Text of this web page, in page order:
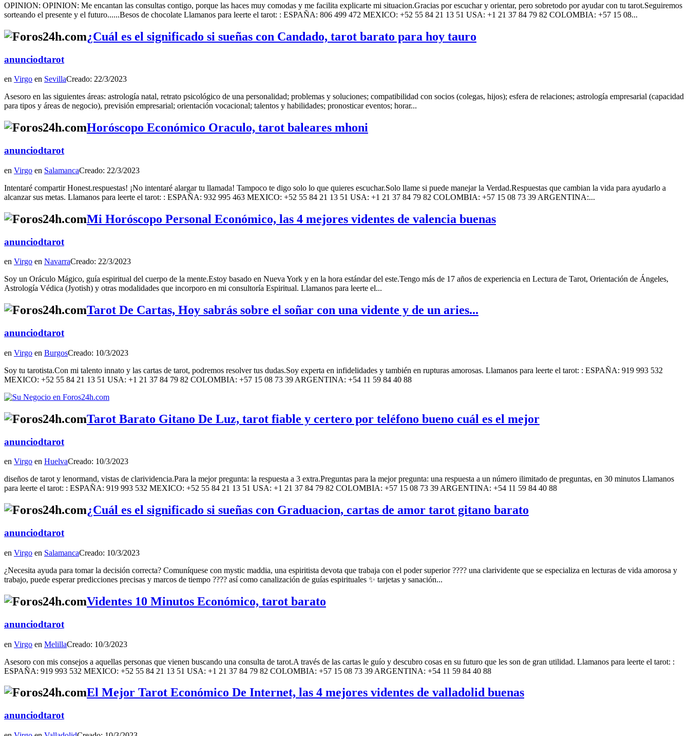
OPINION: OPINION: Me encantan las consultas contigo, porque las haces muy comodas y me facilita explicarte mi situacion.Gracias por escuchar y orientar, pero sobretodo por ayudar con tu tarot.Seguiremos
sorteando el presente y el futuro......Besos de chocolate Llamanos para leerte el tarot: : ESPAÑA: 806 499 472 MEXICO: +52 55 84 21 13 51 USA: +1 21 37 84 79 82 COLOMBIA: +57 15 08...
¿Cuál es el significado si sueñas con Candado, tarot barato para hoy tauro
anunciodtarot
en Virgo en SevillaCreado: 22/3/2023
Asesoro en las siguientes áreas: astrología natal, retrato psicológico de una personalidad; problemas y soluciones; compatibilidad con socios (colegas, hijos); esfera de relaciones; astrología empresarial (capacidad
para tipos y áreas de negocio), previsión empresarial; orientación vocacional; talentos y habilidades; pronosticar eventos; horar...
Horóscopo Económico Oraculo, tarot baleares mhoni
anunciodtarot
en Virgo en SalamancaCreado: 22/3/2023
Intentaré compartir Honest.respuestas! ¡No intentaré alargar tu llamada! Tampoco te digo solo lo que quieres escuchar.Solo llame si puede manejar la Verdad.Respuestas que cambian la vida para ayudarlo a
alcanzar sus metas. Llamanos para leerte el tarot: : ESPAÑA: 932 995 463 MEXICO: +52 55 84 21 13 51 USA: +1 21 37 84 79 82 COLOMBIA: +57 15 08 73 39 ARGENTINA:...
Mi Horóscopo Personal Económico, las 4 mejores videntes de valencia buenas
anunciodtarot
en Virgo en NavarraCreado: 22/3/2023
Soy un Oráculo Mágico, guía espiritual del cuerpo de la mente.Estoy basado en Nueva York y en la hora estándar del este.Tengo más de 17 años de experiencia en Lectura de Tarot, Orientación de Ángeles,
Astrología Védica (Jyotish) y otras modalidades que incorporo en mi consultoría Espiritual. Llamanos para leerte el...
Tarot De Cartas, Hoy sabrás sobre el soñar con una vidente y de un aries...
anunciodtarot
en Virgo en BurgosCreado: 10/3/2023
Soy tu tarotista.Con mi talento innato y las cartas de tarot, podremos resolver tus dudas.Soy experta en infidelidades y también en rupturas amorosas. Llamanos para leerte el tarot: : ESPAÑA: 919 993 532
MEXICO: +52 55 84 21 13 51 USA: +1 21 37 84 79 82 COLOMBIA: +57 15 08 73 39 ARGENTINA: +54 11 59 84 40 88
Tarot Barato Gitano De Luz, tarot fiable y certero por teléfono bueno cuál es el mejor
anunciodtarot
en Virgo en HuelvaCreado: 10/3/2023
diseños de tarot y lenormand, vistas de clarividencia.Para la mejor pregunta: la respuesta a 3 extra.Preguntas para la mejor pregunta: una respuesta a un número ilimitado de preguntas, en 30 minutos Llamanos
para leerte el tarot: : ESPAÑA: 919 993 532 MEXICO: +52 55 84 21 13 51 USA: +1 21 37 84 79 82 COLOMBIA: +57 15 08 73 39 ARGENTINA: +54 11 59 84 40 88
¿Cuál es el significado si sueñas con Graduacion, cartas de amor tarot gitano barato
anunciodtarot
en Virgo en SalamancaCreado: 10/3/2023
¿Necesita ayuda para tomar la decisión correcta? Comuníquese con mystic maddia, una espiritista devota que trabaja con el poder superior ???? una clarividente que se especializa en lecturas de vida amorosa y
trabajo, puede esperar predicciones precisas y marcos de tiempo ???? así como canalización de guías espirituales ✨ tarjetas y sanación...
Videntes 10 Minutos Económico, tarot barato
anunciodtarot
en Virgo en MelillaCreado: 10/3/2023
Asesoro con mis consejos a aquellas personas que vienen buscando una consulta de tarot.A través de las cartas le guío y descubro cosas en su futuro que les son de gran utilidad. Llamanos para leerte el tarot: :
ESPAÑA: 919 993 532 MEXICO: +52 55 84 21 13 51 USA: +1 21 37 84 79 82 COLOMBIA: +57 15 08 73 39 ARGENTINA: +54 11 59 84 40 88
El Mejor Tarot Económico De Internet, las 4 mejores videntes de valladolid buenas
anunciodtarot